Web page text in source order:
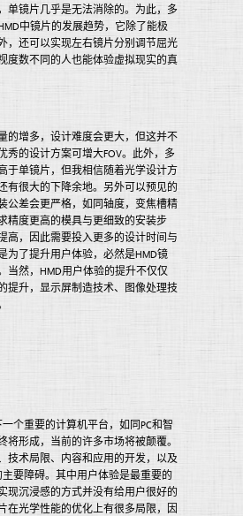
单镜片几乎是无法消除的。为此，多
中镜片的发展趋势，它除了能极
，还可以实现左右镜片分别调节屈光
度数不同的人也能体验虚拟现实的真
的增多，设计难度会更大，但这并不
秀的设计方案可增大FOV。此外，多
于单镜片，但我相信随着光学设计方
有很大的下降余地。另外可以预见的
公差会更严格，如同轴度，变焦槽精
精度更高的模具与更细致的安装步
高，因此需要投入更多的设计时间与
为了提升用户体验，必然是HMD镜
当然，HMD用户体验的提升不仅仅
提升，显示屏制造技术、图像处理技
一个重要的计算机平台，如同PC和智
将形成，当前的许多市场将被颠覆。
技术局限、内容和应用的开发，以及
主要障碍。其中用户体验是最重要的
现沉浸感的方式并没有给用户很好的
在光学性能的优化上有很多局限，因